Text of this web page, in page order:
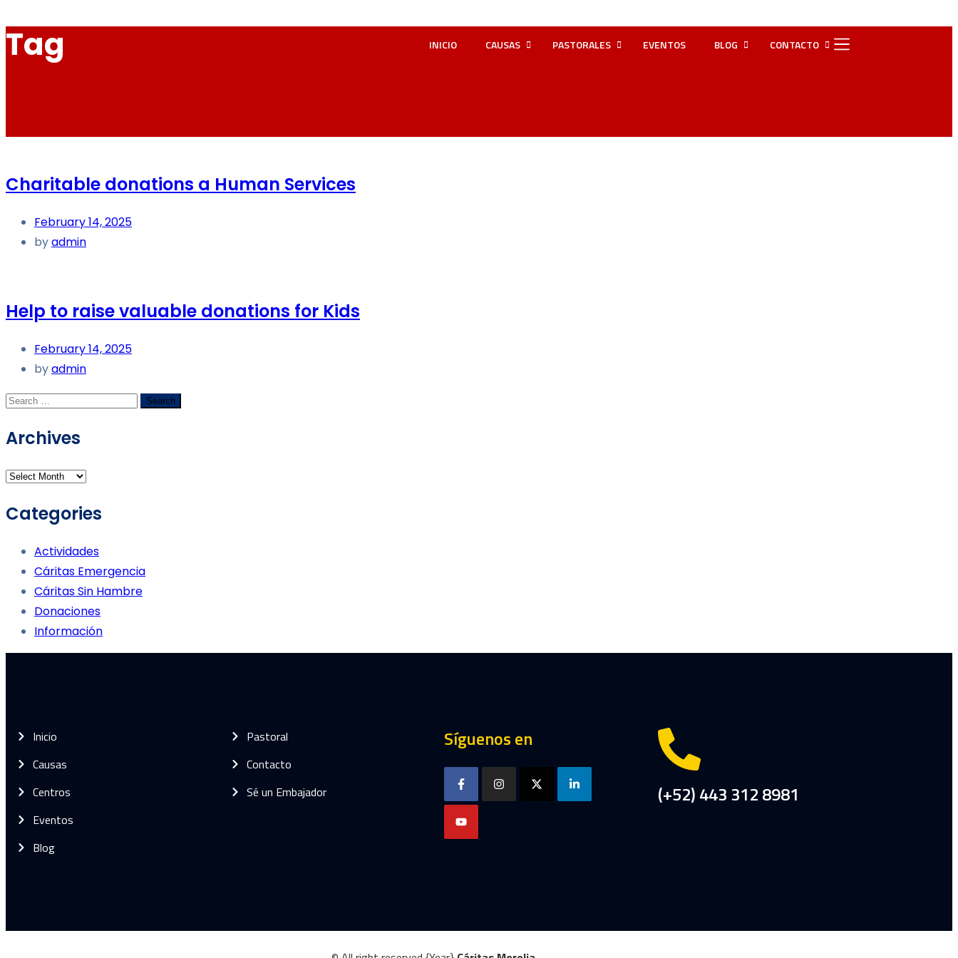
INICIO CAUSAS PASTORALES EVENTOS BLOG CONTACTO
Tag
Charitable donations a Human Services
February 14, 2025
byadmin
Help to raise valuable donations for Kids
February 14, 2025
byadmin
Archives
Categories
Actividades
Cáritas Emergencia
Cáritas Sin Hambre
Donaciones
Información
Inicio
Causas
Centros
Eventos
Blog
Pastoral
Contacto
Sé un Embajador
Síguenos en
(+52) 443 312 8981